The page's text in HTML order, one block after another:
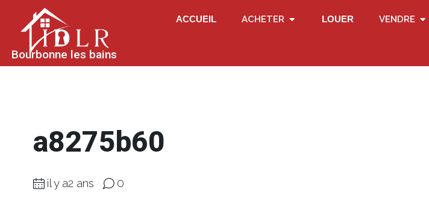
Bourbonne les bains
ACCUEIL ACHETER LOUER VENDRE
a8275b60
il y a2 ans 0